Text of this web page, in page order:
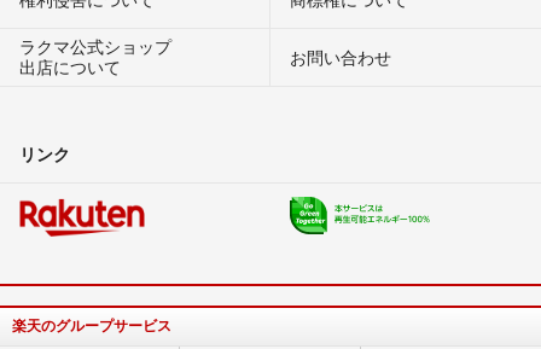
ラクマ公式ショップ
出店について
お問い合わせ
リンク
楽天のグループサービス